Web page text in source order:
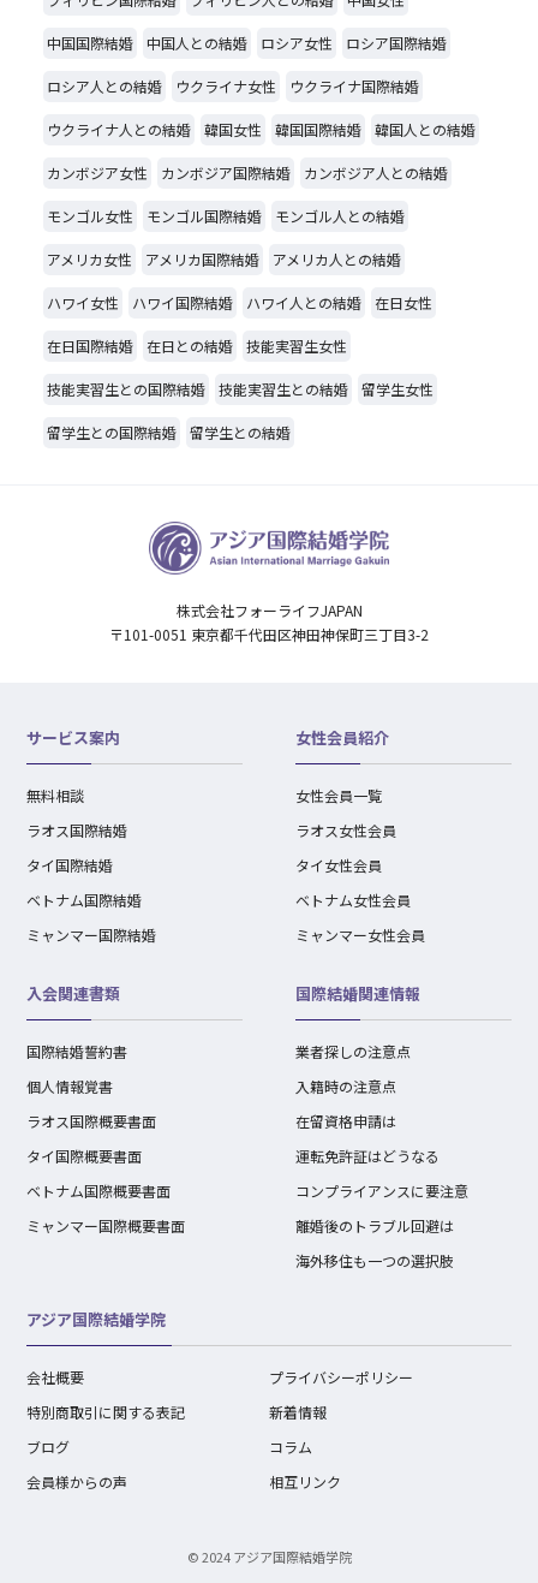
中国国際結婚 中国人との結婚 ロシア女性 ロシア国際結婚
ロシア人との結婚 ウクライナ女性 ウクライナ国際結婚
ウクライナ人との結婚 韓国女性 韓国国際結婚 韓国人との結婚
カンボジア女性 カンボジア国際結婚 カンボジア人との結婚
モンゴル女性 モンゴル国際結婚 モンゴル人との結婚
アメリカ女性 アメリカ国際結婚 アメリカ人との結婚
ハワイ女性 ハワイ国際結婚 ハワイ人との結婚 在日女性
在日国際結婚 在日との結婚 技能実習生女性
技能実習生との国際結婚 技能実習生との結婚 留学生女性
留学生との国際結婚 留学生との結婚
株式会社フォーライフJAPAN
〒101-0051 東京都千代田区神田神保町三丁目3-2
サービス案内
無料相談
ラオス国際結婚
タイ国際結婚
ベトナム国際結婚
ミャンマー国際結婚
女性会員紹介
女性会員一覧
ラオス女性会員
タイ女性会員
ベトナム女性会員
ミャンマー女性会員
入会関連書類
国際結婚誓約書
個人情報覚書
ラオス国際概要書面
タイ国際概要書面
ベトナム国際概要書面
ミャンマー国際概要書面
国際結婚関連情報
業者探しの注意点
入籍時の注意点
在留資格申請は
運転免許証はどうなる
コンプライアンスに要注意
離婚後のトラブル回避は
海外移住も一つの選択肢
アジア国際結婚学院
会社概要
プライバシーポリシー
特別商取引に関する表記
新着情報
ブログ
コラム
会員様からの声
相互リンク
© 2024 アジア国際結婚学院